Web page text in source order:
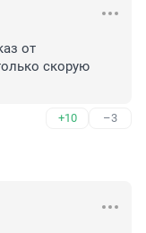
от
скорую
+10 –3